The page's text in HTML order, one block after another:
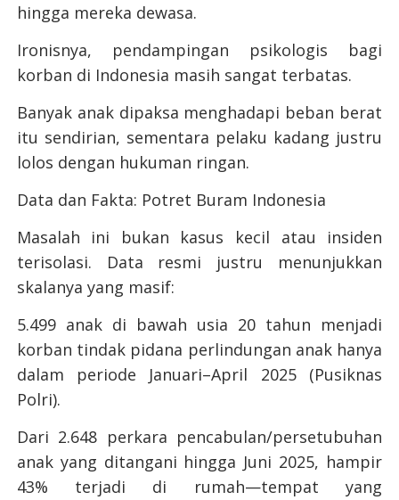
hingga mereka dewasa.
Ironisnya, pendampingan psikologis bagi
korban di Indonesia masih sangat terbatas.
Banyak anak dipaksa menghadapi beban berat
itu sendirian, sementara pelaku kadang justru
lolos dengan hukuman ringan.
Data dan Fakta: Potret Buram Indonesia
Masalah ini bukan kasus kecil atau insiden
terisolasi. Data resmi justru menunjukkan
skalanya yang masif:
5.499 anak di bawah usia 20 tahun menjadi
korban tindak pidana perlindungan anak hanya
dalam periode Januari–April 2025 (Pusiknas
Polri).
Dari 2.648 perkara pencabulan/persetubuhan
anak yang ditangani hingga Juni 2025, hampir
43% terjadi di rumah—tempat yang